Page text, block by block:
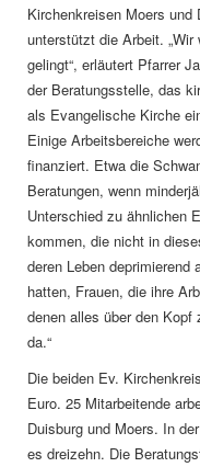
Kirchenkreisen Moers
unterstützt die Arbeit.
gelingt“, erläutert Pfarrer
der Beratungsstelle, das
als Evangelische Kirche
Einige Arbeitsbereiche
finanziert. Etwa die
Beratungen, wenn
Unterschied zu ähnlichen
kommen, die nicht in
deren Leben
hatten, Frauen, die ihre
denen alles über den
da.“
Die beiden Ev.
Euro. 25 Mitarbeitende
Duisburg und Moers. In
es dreizehn. Die